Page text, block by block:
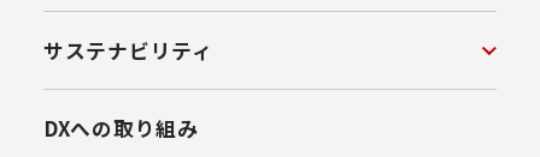
サステナビリティ
DXへの取り組み